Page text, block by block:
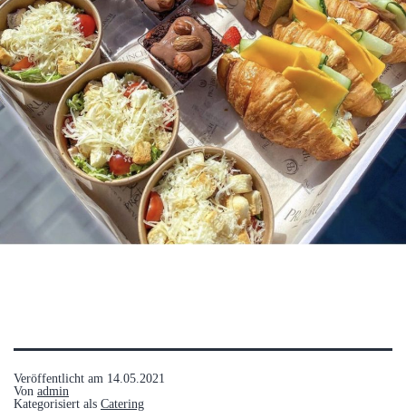
Veröffentlicht am 14.05.2021
Von admin
Kategorisiert als Catering